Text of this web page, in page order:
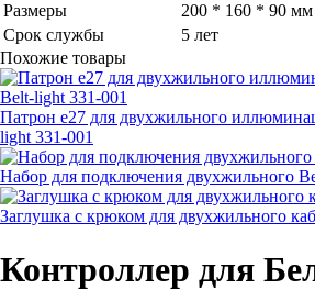
Размеры
200 * 160 * 90 мм
Срок службы
5 лет
Похожие товары
Патрон e27 для двухжильного
light 331-001
Набор для подключения двухжильного
Заглушка с крюком для двухжильного
Контроллер для